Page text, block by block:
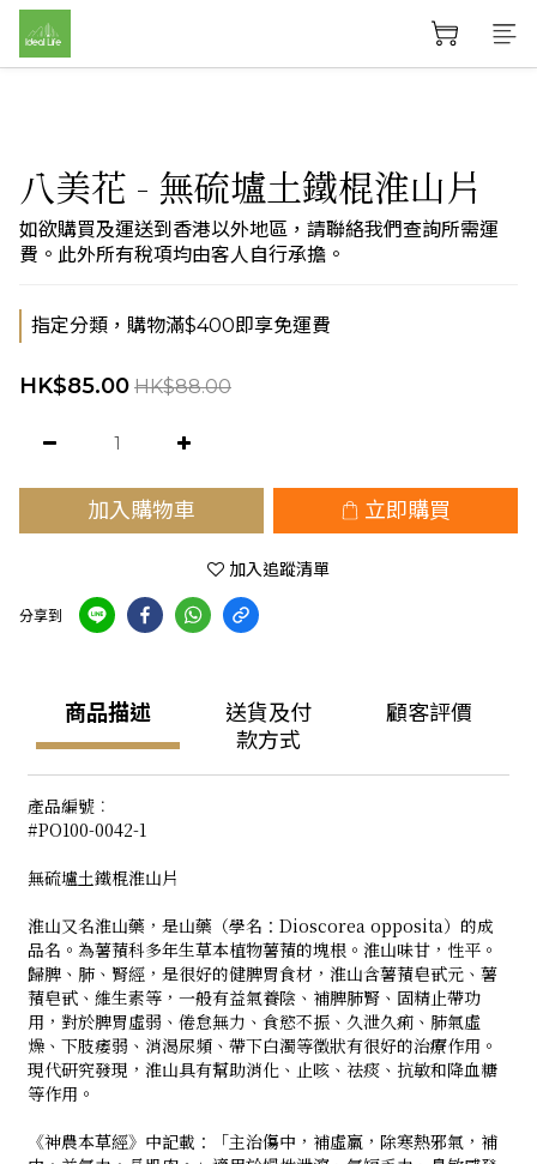
八美花 - 無硫壚土鐵棍淮山片
如欲購買及運送到香港以外地區，請聯絡我們查詢所需運
費。此外所有稅項均由客人自行承擔。
指定分類，購物滿$400即享免運費
HK$85.00 HK$88.00
加入購物車 立即購買
加入追蹤清單
分享到
商品描述
送貨及付
款方式
顧客評價
產品編號︰
#PO100-0042-1
無硫壚土鐵棍淮山片
淮山又名淮山藥，是山藥（學名：Dioscorea opposita）的成
品名。為薯蕷科多年生草本植物薯蕷的塊根。淮山味甘，性平。
歸脾、肺、腎經，是很好的健脾胃食材，淮山含薯蕷皂甙元、薯
蕷皂甙、維生素等，一般有益氣養陰、補脾肺腎、固精止帶功
用，對於脾胃虛弱、倦怠無力、食慾不振、久泄久痢、肺氣虛
燥、下肢痿弱、消渴尿頻、帶下白濁等徵狀有很好的治療作用。
現代研究發現，淮山具有幫助消化、止咳、祛痰、抗敏和降血糖
等作用。
《神農本草經》中記載：「主治傷中，補虛羸，除寒熱邪氣，補